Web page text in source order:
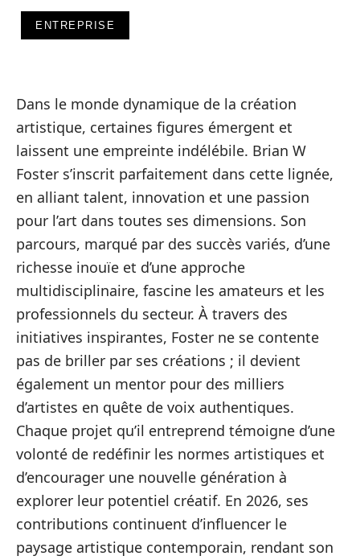
ENTREPRISE
Dans le monde dynamique de la création
artistique, certaines figures émergent et
laissent une empreinte indélébile. Brian W
Foster s’inscrit parfaitement dans cette lignée,
en alliant talent, innovation et une passion
pour l’art dans toutes ses dimensions. Son
parcours, marqué par des succès variés, d’une
richesse inouïe et d’une approche
multidisciplinaire, fascine les amateurs et les
professionnels du secteur. À travers des
initiatives inspirantes, Foster ne se contente
pas de briller par ses créations ; il devient
également un mentor pour des milliers
d’artistes en quête de voix authentiques.
Chaque projet qu’il entreprend témoigne d’une
volonté de redéfinir les normes artistiques et
d’encourager une nouvelle génération à
explorer leur potentiel créatif. En 2026, ses
contributions continuent d’influencer le
paysage artistique contemporain, rendant son